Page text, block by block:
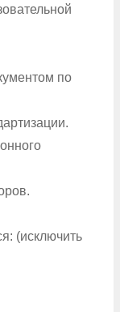
по
(исключить